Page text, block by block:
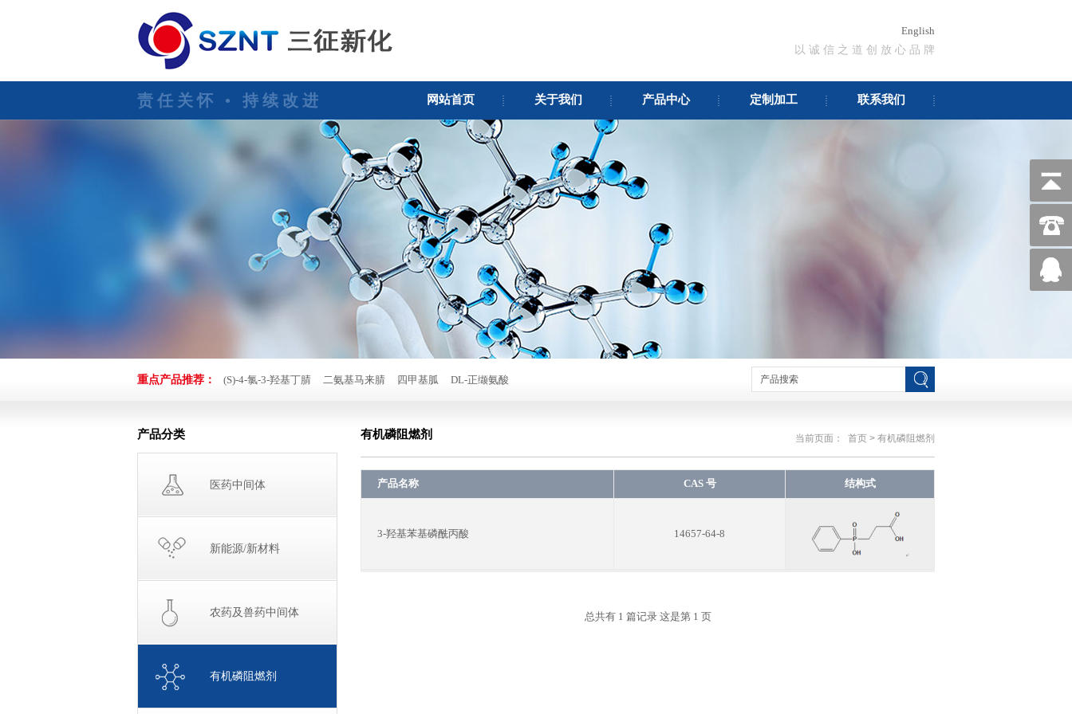
English
以 诚 信 之 道 创 放 心 品 牌
责任关怀 • 持续改进 网站首页 关于我们 产品中心 定制加工 联系我们
重点产品推荐： (S)-4-氯-3-羟基丁腈 二氨基马来腈 四甲基胍 DL-正缬氨酸
产品分类
医药中间体
新能源/新材料
农药及兽药中间体
有机磷阻燃剂
当前页面： 首页 > 有机磷阻燃剂
有机磷阻燃剂
产品名称 CAS 号 结构式
3-羟基苯基磷酰丙酸 14657-64-8
总共有 1 篇记录 这是第 1 页